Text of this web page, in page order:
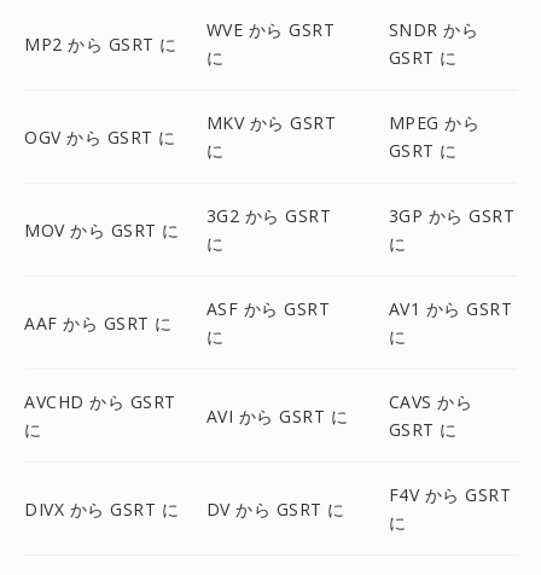
MP2 から GSRT に
WVE から GSRT
に
SNDR から
GSRT に
OGV から GSRT に
MKV から GSRT
に
MPEG から
GSRT に
MOV から GSRT に
3G2 から GSRT
に
3GP から GSRT
に
AAF から GSRT に
ASF から GSRT
に
AV1 から GSRT
に
AVCHD から GSRT
に
AVI から GSRT に
CAVS から
GSRT に
DIVX から GSRT に DV から GSRT に
F4V から GSRT
に